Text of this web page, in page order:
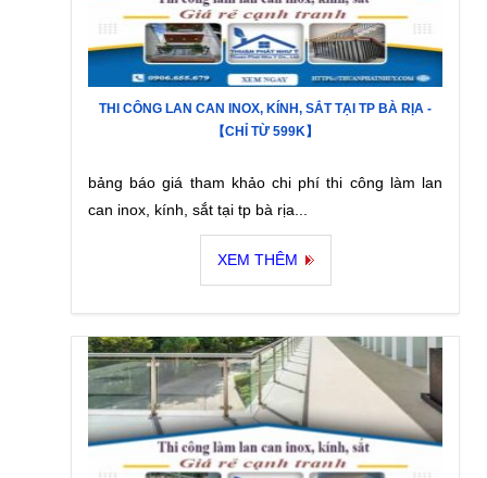
THI CÔNG LAN CAN INOX, KÍNH, SẮT TẠI TP BÀ RỊA -
【CHỈ TỪ 599K】
bảng báo giá tham khảo chi phí thi công làm lan
can inox, kính, sắt tại tp bà rịa...
XEM THÊM